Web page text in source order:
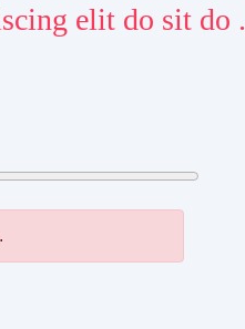
elit do sit do .